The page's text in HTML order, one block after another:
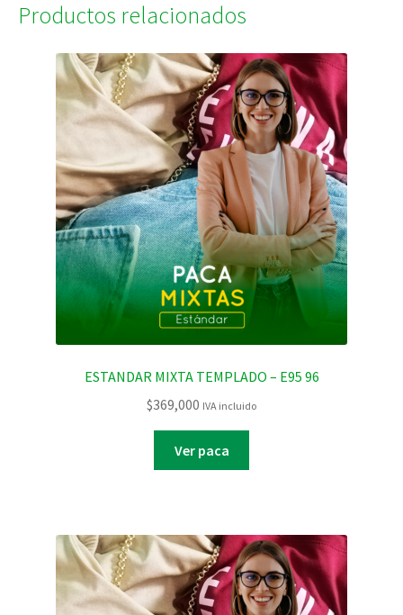
Productos relacionados
ESTANDAR MIXTA TEMPLADO – E95 96
$369,000 IVA incluido
Ver paca